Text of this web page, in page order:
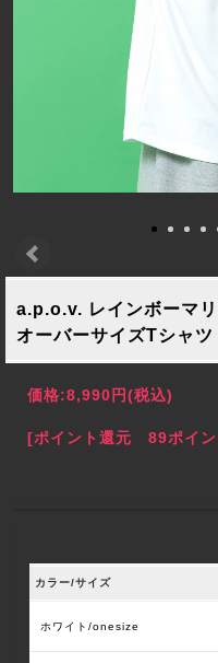
a.p.o.v. レインボーマ
オーバーサイズTシャツ
価格:8,990円(税込)
[ポイント還元 89ポイン
カラー/サイズ
ホワイト/onesize